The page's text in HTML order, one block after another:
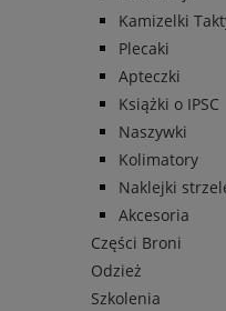
Kamizelki
Plecaki
Apteczki
Książki o IPSC
Naszywki
Kolimatory
Naklejki
Akcesoria
Części Broni
Odzież
Szkolenia